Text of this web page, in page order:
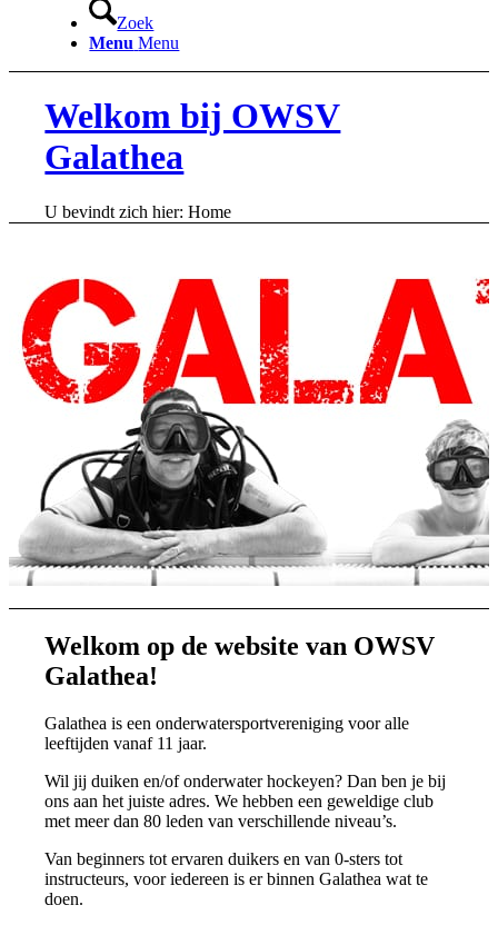
Zoek
Menu Menu
Welkom bij OWSV
Galathea
U bevindt zich hier: Home
Welkom op de website van OWSV
Galathea!
Galathea is een onderwatersportvereniging voor alle
leeftijden vanaf 11 jaar.
Wil jij duiken en/of onderwater hockeyen? Dan ben je bij
ons aan het juiste adres. We hebben een geweldige club
met meer dan 80 leden van verschillende niveau’s.
Van beginners tot ervaren duikers en van 0-sters tot
instructeurs, voor iedereen is er binnen Galathea wat te
doen.